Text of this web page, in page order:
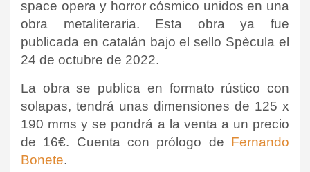
space opera y horror cósmico unidos en una
obra metaliteraria. Esta obra ya fue
publicada en catalán bajo el sello Spècula el
24 de octubre de 2022.
La obra se publica en formato rústico con
solapas, tendrá unas dimensiones de 125 x
190 mms y se pondrá a la venta a un precio
de 16€. Cuenta con prólogo de Fernando
Bonete.